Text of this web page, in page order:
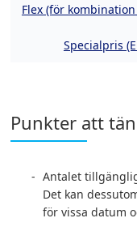
Flex (för
Specialpris
Punkter att
Antalet
Det kan
för vissa datum